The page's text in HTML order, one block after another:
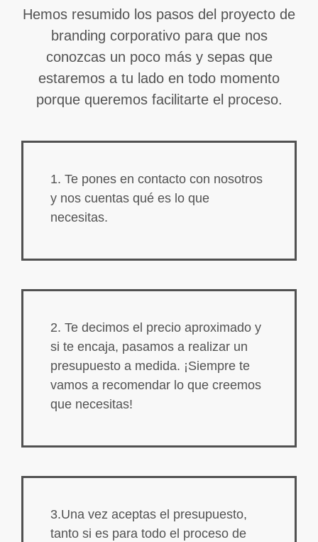
Hemos resumido los pasos del proyecto de
branding corporativo para que nos
conozcas un poco más y sepas que
estaremos a tu lado en todo momento
porque queremos facilitarte el proceso.
1. Te pones en contacto con nosotros
y nos cuentas qué es lo que
necesitas.
2. Te decimos el precio aproximado y
si te encaja, pasamos a realizar un
presupuesto a medida. ¡Siempre te
vamos a recomendar lo que creemos
que necesitas!
3.Una vez aceptas el presupuesto,
tanto si es para todo el proceso de